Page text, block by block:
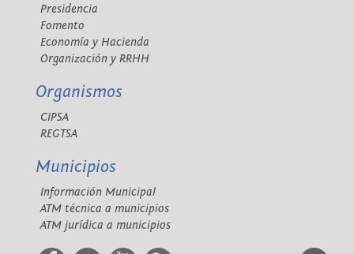
Presidencia
Fomento
Economía y Hacienda
Organización y RRHH
Organismos
CIPSA
REGTSA
Municipios
Información Municipal
ATM técnica a municipios
ATM jurídica a municipios